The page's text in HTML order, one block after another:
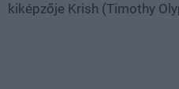
kiképzője Krish (Timothy